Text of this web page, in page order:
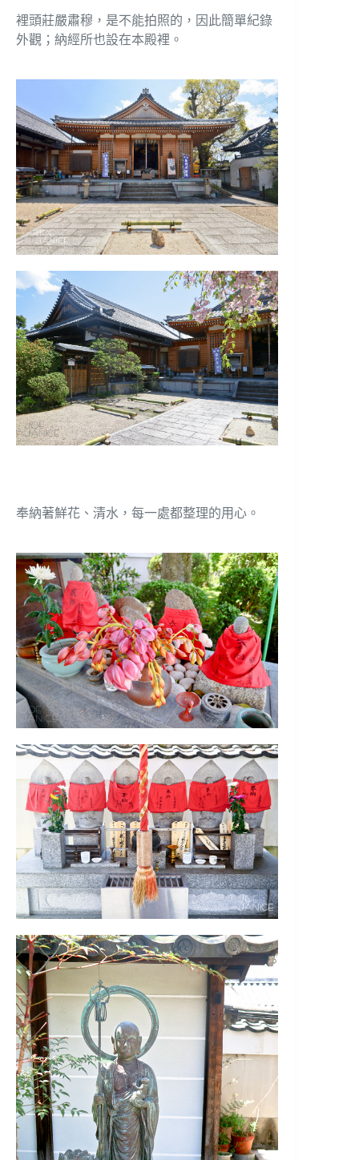
裡頭莊嚴肅穆，是不能拍照的，因此簡單紀錄
外觀；納經所也設在本殿裡。
奉納著鮮花、清水，每一處都整理的用心。